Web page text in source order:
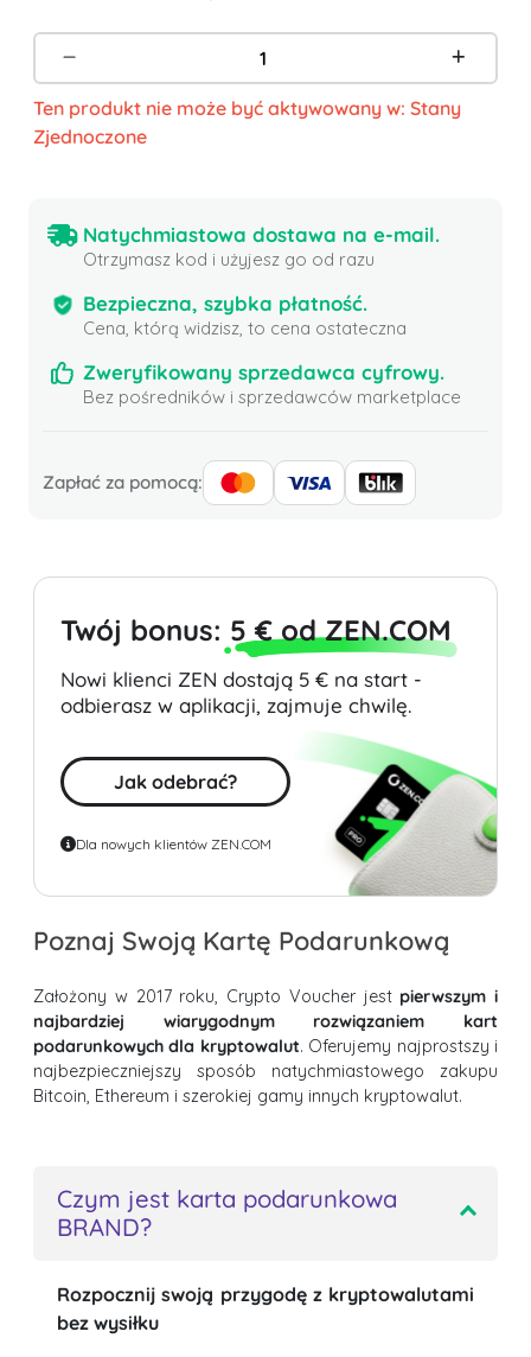
Ten produkt nie może być aktywowany w: Stany
Zjednoczone
Natychmiastowa dostawa na e-mail.
Otrzymasz kod i użyjesz go od razu
Bezpieczna, szybka płatność.
Cena, którą widzisz, to cena ostateczna
Zweryfikowany sprzedawca cyfrowy.
Bez pośredników i sprzedawców marketplace
Zapłać za pomocą:
Twój bonus: 5 € od ZEN.COM
Nowi klienci ZEN dostają 5 € na start -
odbierasz w aplikacji, zajmuje chwilę.
Jak odebrać?
Dla nowych klientów ZEN.COM
Poznaj Swoją Kartę Podarunkową
Założony w 2017 roku, Crypto Voucher jest pierwszym i
najbardziej wiarygodnym rozwiązaniem kart
podarunkowych dla kryptowalut. Oferujemy najprostszy i
najbezpieczniejszy sposób natychmiastowego zakupu
Bitcoin, Ethereum i szerokiej gamy innych kryptowalut.
Czym jest karta podarunkowa
BRAND?
Rozpocznij swoją przygodę z kryptowalutami
bez wysiłku